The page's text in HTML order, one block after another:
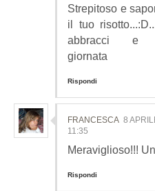
Strepitoso e
il tuo
abbracci e
giornata
Rispondi
FRANCESCA 8
11:35
Meraviglioso!!!
Rispondi